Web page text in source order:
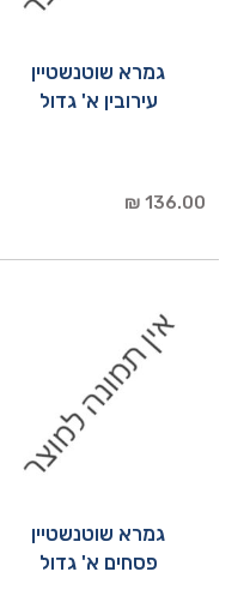
גמרא שוטנשטיין
עירובין א' גדול
136.00 ₪
גמרא שוטנשטיין
פסחים א' גדול